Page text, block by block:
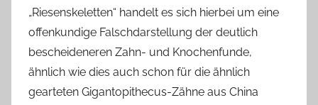
„Riesenskeletten“ handelt es sich hierbei um eine
offenkundige Falschdarstellung der deutlich
bescheideneren Zahn- und Knochenfunde,
ähnlich wie dies auch schon für die ähnlich
gearteten Gigantopithecus-Zähne aus China